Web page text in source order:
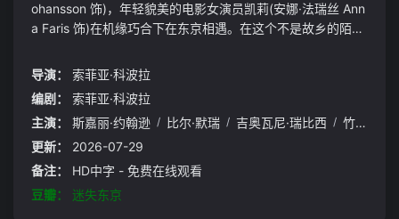
ohansson 饰)，年轻貌美的电影女演员凯莉(安娜·法瑞丝 Ann
a Faris 饰)在机缘巧合下在东京相遇。在这个不是故乡的陌生
伴，生活一方面仿佛变的缤纷起来，另一面却逐渐走向迷失，
挑战吗？冲破迷失或者身陷其中，让我们一起找寻答案。
导演：
索菲亚·科波拉
编剧：
索菲亚·科波拉
主演：
斯嘉丽·约翰逊 / 比尔·默瑞 / 吉奥瓦尼·瑞比西 / 竹下明子
更新：
2026-07-29
备注：
HD中字 - 免费在线观看
豆瓣：
迷失东京